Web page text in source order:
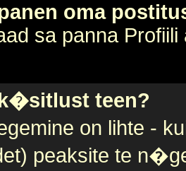
oma
sa panna Profiili
teen?
on lihte -
peaksite te